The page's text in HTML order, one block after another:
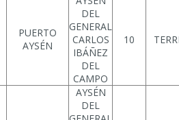
PUERTO
AYSÉN
DEL
GENERAL
CARLOS
IBÁÑEZ
DEL
CAMPO
10
AYSÉN
DEL